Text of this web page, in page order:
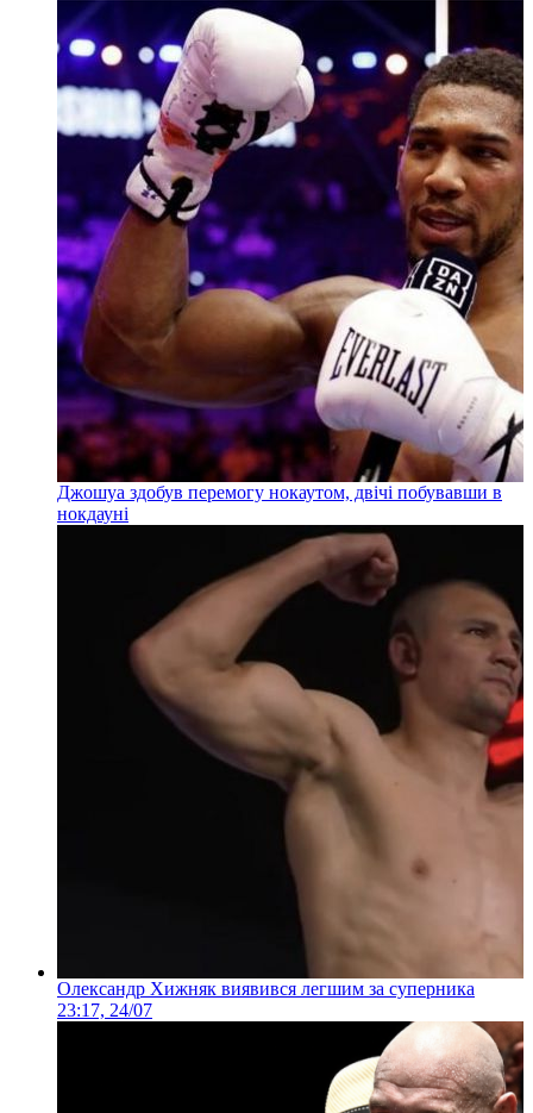
Джошуа здобув перемогу нокаутом, двічі побувавши в
нокдауні
Олександр Хижняк виявився легшим за суперника
23:17, 24/07